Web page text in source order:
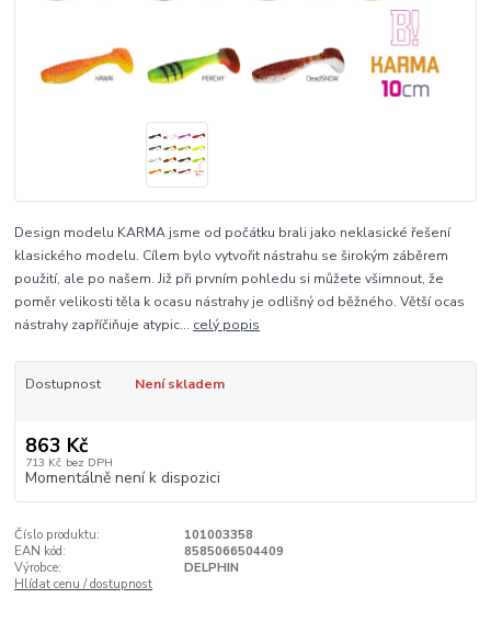
Design modelu KARMA jsme od počátku brali jako neklasické řešení
klasického modelu. Cílem bylo vytvořit nástrahu se širokým záběrem
použití, ale po našem. Již při prvním pohledu si můžete všimnout, že
poměr velikosti těla k ocasu nástrahy je odlišný od běžného. Větší ocas
nástrahy zapříčiňuje atypic... celý popis
Dostupnost Není skladem
863 Kč
713 Kč bez DPH
Momentálně není k dispozici
Číslo produktu:
101003358
EAN kód:
8585066504409
Výrobce:
DELPHIN
Hlídat cenu / dostupnost